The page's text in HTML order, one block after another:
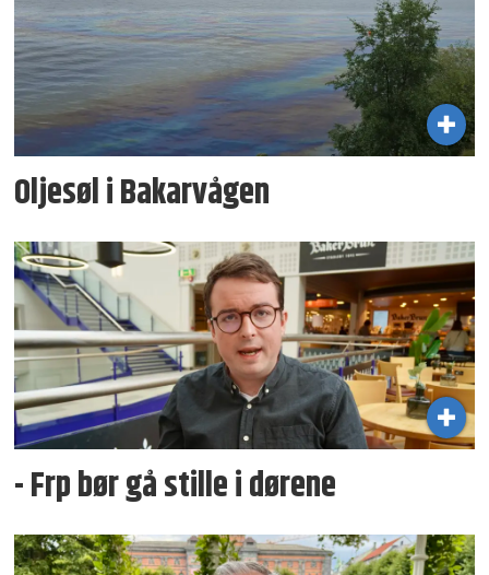
Oljesøl i Bakarvågen
- Frp bør gå stille i dørene